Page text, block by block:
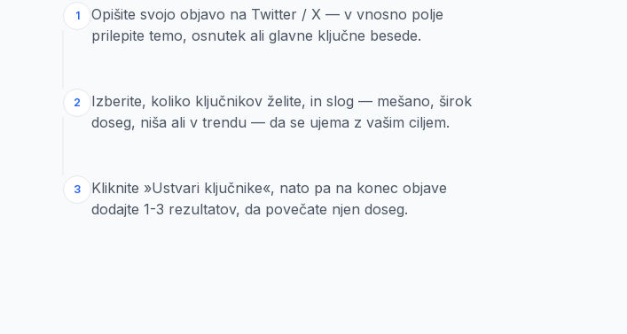
1
Opišite svojo objavo na Twitter / X — v vnosno polje
prilepite temo, osnutek ali glavne ključne besede.
2
Izberite, koliko ključnikov želite, in slog — mešano, širok
doseg, niša ali v trendu — da se ujema z vašim ciljem.
3
Kliknite »Ustvari ključnike«, nato pa na konec objave
dodajte 1-3 rezultatov, da povečate njen doseg.